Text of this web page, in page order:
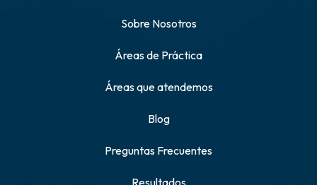
Sobre Nosotros
Áreas de Práctica
Áreas que atendemos
Blog
Preguntas Frecuentes